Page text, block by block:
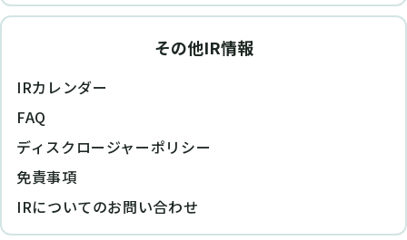
その他IR情報
IRカレンダー
FAQ
ディスクロージャーポリシー
免責事項
IRについてのお問い合わせ